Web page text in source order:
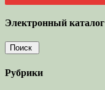
Электронный каталог
Рубрики